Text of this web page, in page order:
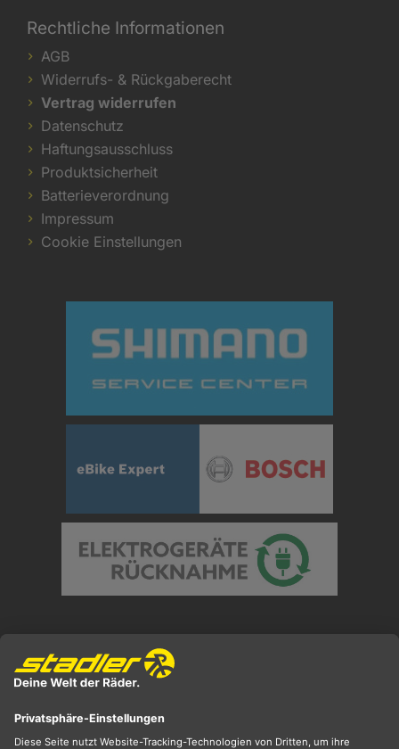
Rechtliche Informationen
AGB
Widerrufs- & Rückgaberecht
Vertrag widerrufen
Datenschutz
Haftungsausschluss
Produktsicherheit
Batterieverordnung
Impressum
Cookie Einstellungen